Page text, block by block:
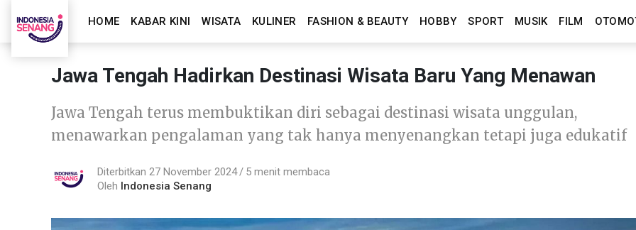
HOME KABAR KINI WISATA KULINER FASHION & BEAUTY HOBBY SPORT MUSIK FILM
Jawa Tengah Hadirkan Destinasi Wisata Baru Yang Menawan
Jawa Tengah terus membuktikan diri sebagai destinasi wisata unggulan,
menawarkan pengalaman yang tak hanya menyenangkan tetapi juga edukatif
Diterbitkan 27 November 2024
5 menit membaca
Oleh Indonesia Senang